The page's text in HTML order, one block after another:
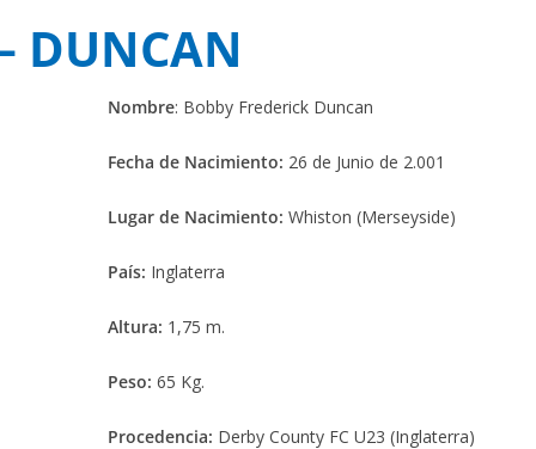
DUNCAN
Nombre: Bobby Frederick Duncan
Fecha de Nacimiento: 26 de Junio de 2.001
Lugar de Nacimiento: Whiston (Merseyside)
País: Inglaterra
Altura: 1,75 m.
Peso: 65 Kg.
Procedencia: Derby County FC U23 (Inglaterra)